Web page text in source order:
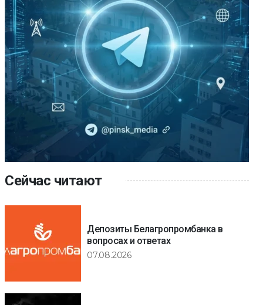
Сейчас читают
Депозиты Белагропромбанка в
вопросах и ответах
07.08.2026